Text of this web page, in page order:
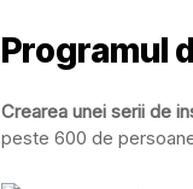
Programul
Crearea unei serii de
peste 600 de